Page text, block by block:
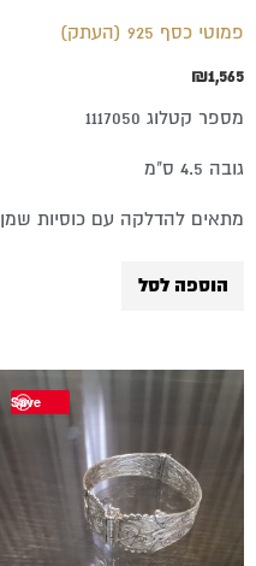
פמוטי כסף 925 (העתק)
₪1,565
מספר קטלוג 1117050
גובה 4.5 ס"מ
מתאים להדלקה עם כוסיות שמן
הוספה לסל
Save